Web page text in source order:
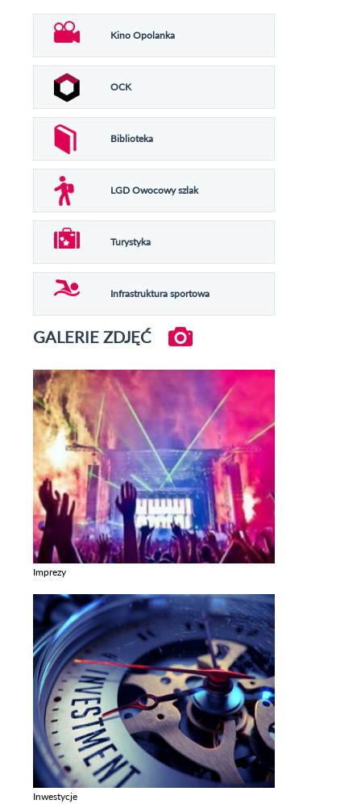
Kino Opolanka
OCK
Biblioteka
LGD Owocowy szlak
Turystyka
Infrastruktura sportowa
GALERIE ZDJĘĆ
Imprezy
Inwestycje